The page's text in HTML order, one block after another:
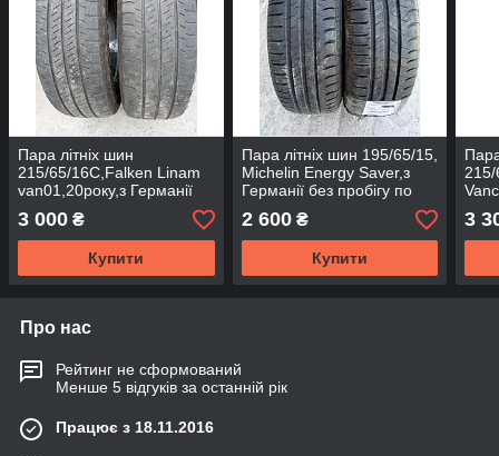
Пара літніх шин
215/65/16С,Falken Linam
van01,20року,з Германії
без пробігу по Україні
3 000 ₴
Купити
Пара літніх шин 195/65/15,
Michelin Energy Saver,з
Германії без пробігу по
Україні
2 600₴
Купити
3
Про нас
Рейтинг не сформований
Менше 5 відгуків за останній рік
Працює з 18.11.2016